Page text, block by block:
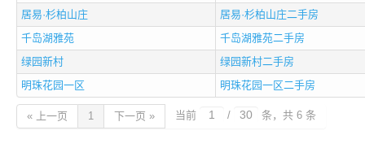
居易·杉柏山庄
居易·杉柏山庄二手房
千岛湖雅苑
千岛湖雅苑二手房
绿园新村
绿园新村二手房
明珠花园一区
明珠花园一区二手房
« 上一页 1 下一页 » 当前 / 条，共 6 条